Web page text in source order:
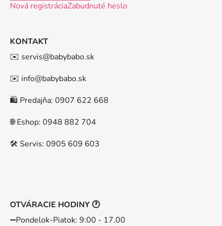
Nová registráciaZabudnuté heslo
KONTAKT
✉️ servis@babybabo.sk
✉️ info@babybabo.sk
🛍️ Predajňa: 0907 622 668
🌐 Eshop: 0948 882 704
🛠️ Servis: 0905 609 603
OTVÁRACIE HODINY 🕐
➖️Pondelok-Piatok: 9:00 - 17.00